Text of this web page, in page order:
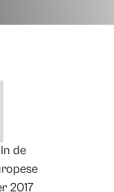
de
2017